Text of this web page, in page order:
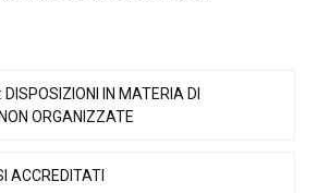
IN MATERIA DI
ORGANIZZATE
ACCREDITATI